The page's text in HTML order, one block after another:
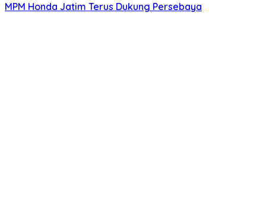
MPM Honda Jatim Terus Dukung Persebaya